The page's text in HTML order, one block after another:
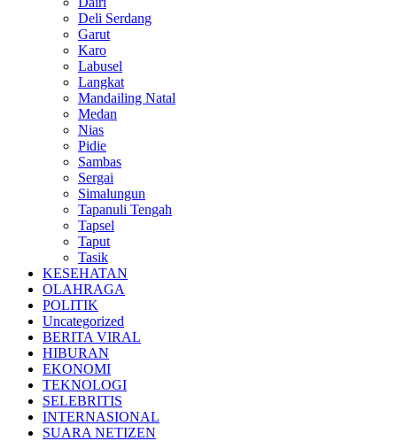
Deli Serdang
Garut
Karo
Labusel
Langkat
Mandailing Natal
Medan
Nias
Pidie
Sambas
Sergai
Simalungun
Tapanuli Tengah
Tapsel
Taput
Tasik
KESEHATAN
OLAHRAGA
POLITIK
Uncategorized
BERITA VIRAL
HIBURAN
EKONOMI
TEKNOLOGI
SELEBRITIS
INTERNASIONAL
SUARA NETIZEN